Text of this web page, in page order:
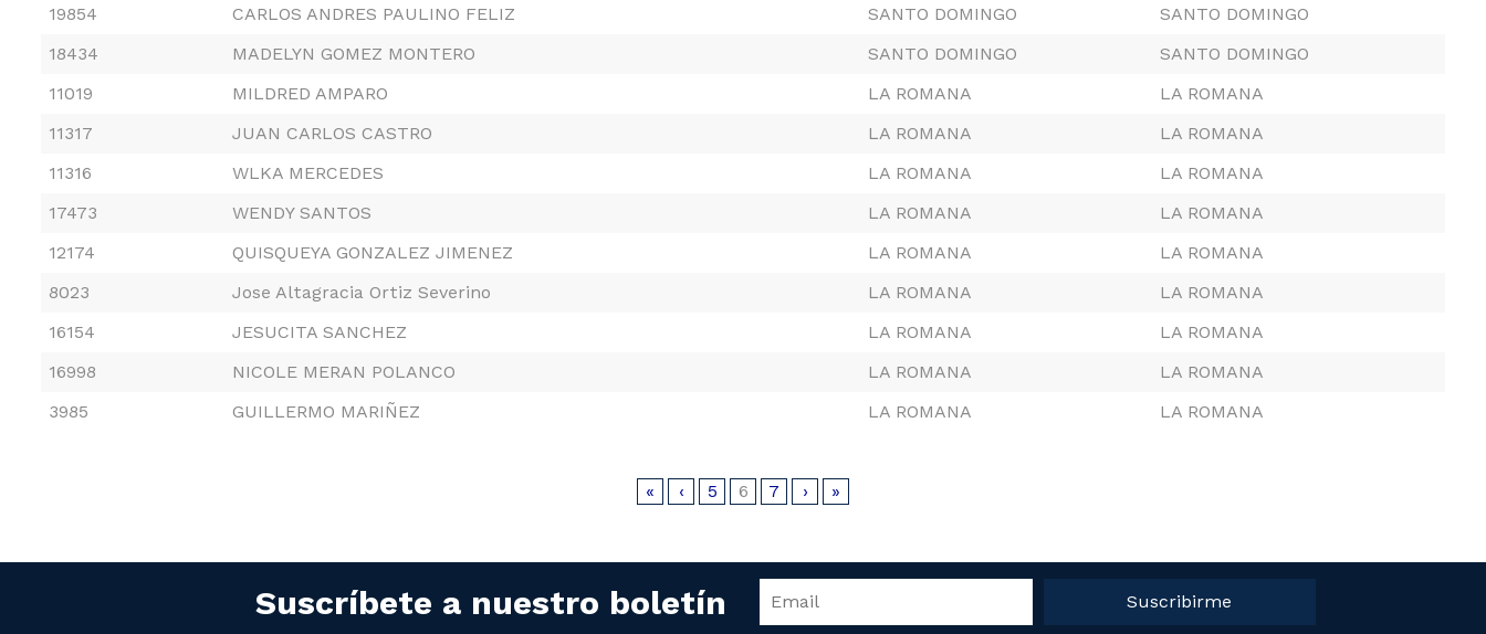
19854
CARLOS ANDRES PAULINO FELIZ SANTO DOMINGO
SANTO DOMINGO
18434
MADELYN GOMEZ MONTERO SANTO DOMINGO
SANTO DOMINGO
11019
MILDRED AMPARO LA ROMANA
LA ROMANA
11317
JUAN CARLOS CASTRO LA ROMANA
LA ROMANA
11316
WLKA MERCEDES LA ROMANA
LA ROMANA
17473
WENDY SANTOS LA ROMANA
LA ROMANA
12174
QUISQUEYA GONZALEZ JIMENEZ LA ROMANA
LA ROMANA
8023
Jose Altagracia Ortiz Severino LA ROMANA
LA ROMANA
16154
JESUCITA SANCHEZ LA ROMANA
LA ROMANA
16998
NICOLE MERAN POLANCO LA ROMANA
LA ROMANA
3985
GUILLERMO MARIÑEZ LA ROMANA LA ROMANA
« ‹ 5 6 7 › »
Suscríbete a nuestro boletín Suscribirme